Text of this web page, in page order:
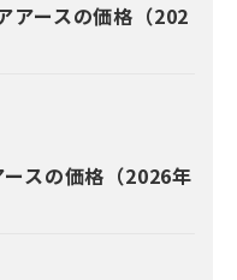
アースの価格（202
ースの価格（2026年